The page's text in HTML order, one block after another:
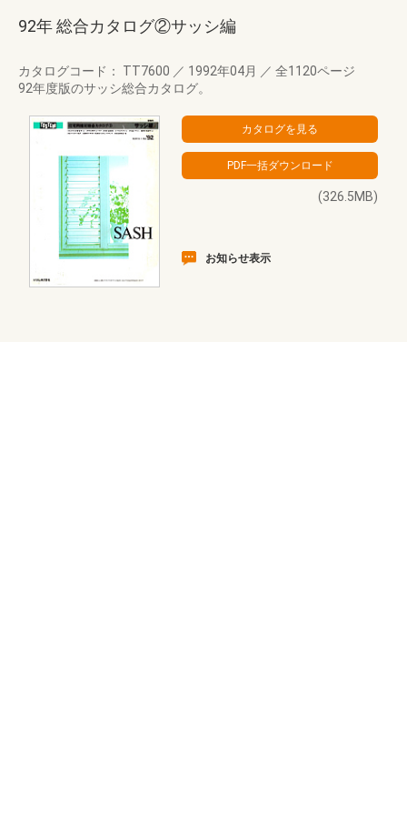
92年 総合カタログ②サッシ編
カタログコード： TT7600 ／ 1992年04月 ／ 全1120ページ
92年度版のサッシ総合カタログ。
(326.5MB)
お知らせ表示